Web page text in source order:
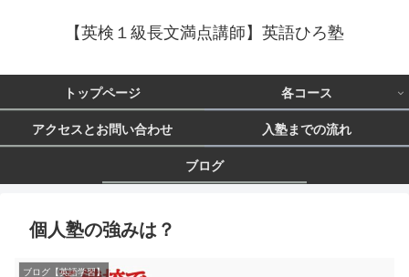
【英検１級長文満点講師】英語ひろ塾
トップページ 各コース
アクセスとお問い合わせ 入塾までの流れ
ブログ
個人塾の強みは？
ブログ【英語学習】